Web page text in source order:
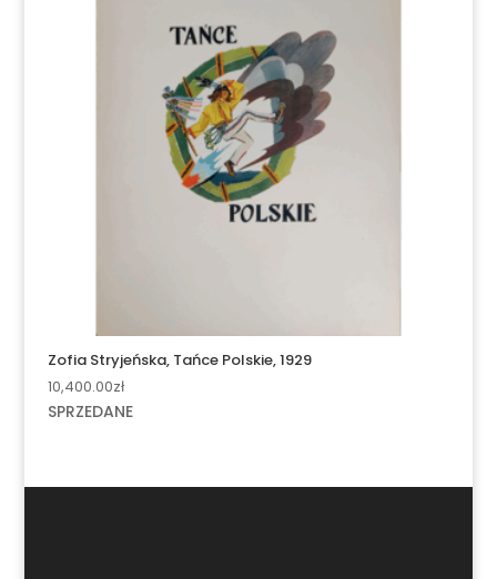
Zofia Stryjeńska, Tańce Polskie, 1929
10,400.00zł
SPRZEDANE